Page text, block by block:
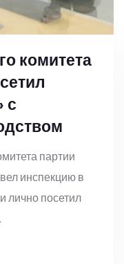
комитета
с
партии
инспекцию в
лично посетил